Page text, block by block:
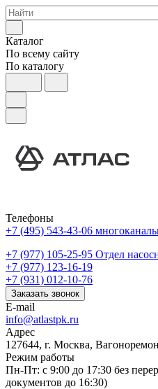
Каталог
По всему сайту
По каталогу
Телефоны
+7 (495) 543-43-06
+7 (977) 105-25-95 Отдел
+7 (977) 123-16-19
+7 (931) 012-10-76
Заказать звонок
E-mail
info@atlastpk.ru
Адрес
127644, г. Москва,
Режим работы
Пн-Пт: с 9:00 до 17:30 без
документов до 16:30)